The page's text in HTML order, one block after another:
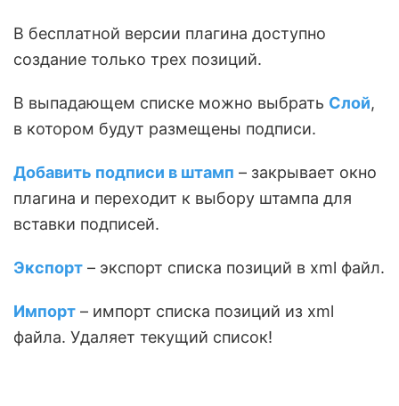
В бесплатной версии плагина доступно
создание только трех позиций.
В выпадающем списке можно выбрать Слой,
в котором будут размещены подписи.
Добавить подписи в штамп – закрывает окно
плагина и переходит к выбору штампа для
вставки подписей.
Экспорт – экспорт списка позиций в xml файл.
Импорт – импорт списка позиций из xml
файла. Удаляет текущий список!